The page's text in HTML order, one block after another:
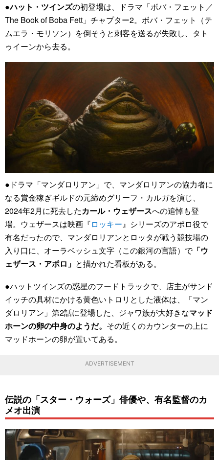
●ハット・ツインズの初登場は、ドラマ「ボバ・フェット／
The Book of Boba Fett」チャプター2。ボバ・フェット（テ
ムエラ・モリソン）を倒そうと刺客を送るが失敗し、タト
ゥイーンから去る。
●ドラマ「マンダロリアン」で、マンダロリアンの協力者に
なる賞金稼ぎギルドの元締めグリーフ・カルガを演じ、
2024年2月に死去したカール・ウェザースへの追悼も登
場。ウェザースは映画『ロッキー』シリーズのアポロ役で
有名だったので、マンダロリアンとロッタが戦う競技場の
入り口に、オーラベッシュ文字（この銀河の言語）で「ウ
ェザース・アポロ」 と描かれた看板がある。
●ハットツインズの惑星のフードトラックで、店主がサンド
イッチの具材にかける黄色いトロリとした液体は、「マン
ダロリアン」第2話に登場した、ジャワ族が大好きなマッド
ホーンの卵の中身のようだ。 その近くのカウンターの上に
マッドホーンの卵が置いてある。
ADVERTISEMENT
伝説の「スター・ウォーズ」俳優や、有名監督のカ
メオ出演